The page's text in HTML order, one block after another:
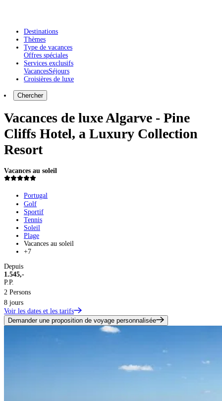
Destinations
Thèmes
Type de vacances
Offres spéciales
Services exclusifs
VacancesSéjours
Croisières de luxe
Chercher
Vacances de luxe Algarve - Pine
Cliffs Hotel, a Luxury Collection
Resort
Vacances au soleil
Portugal
Golf
Sportif
Tennis
Soleil
Plage
Vacances au soleil
+7
Depuis
1.545,-
P.P.
2 Persons
8 jours
Voir les dates et les tarifs
Demander une proposition de voyage personnalisée